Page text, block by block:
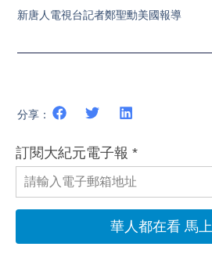
新唐人電視台記者鄭聖勳美國報導
分享：